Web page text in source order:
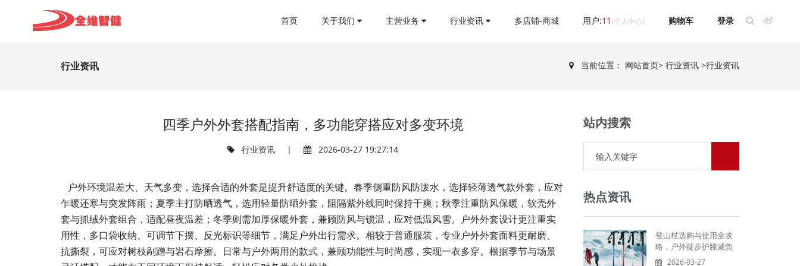
首页 关于我们 主营业务 行业资讯 多店铺-商城 用户:11(个人中心) 购物车 登录
行业资讯 当前位置： 网站首页> 行业资讯 >行业资讯
四季户外外套搭配指南，多功能穿搭应对多变环境
行业资讯 | 2026-03-27 19:27:14
户外环境温差大、天气多变，选择合适的外套是提升舒适度的关键。春季侧重防风防泼水，选择轻薄透气款外套，应对
乍暖还寒与突发阵雨；夏季主打防晒透气，选用轻量防晒外套，阻隔紫外线同时保持干爽；秋季注重防风保暖，软壳外
套与抓绒外套组合，适配昼夜温差；冬季则需加厚保暖外套，兼顾防风与锁温，应对低温风雪。户外外套设计更注重实
用性，多口袋收纳、可调节下摆、反光标识等细节，满足户外出行需求。相较于普通服装，专业户外外套面料更耐磨、
抗撕裂，可应对树枝剐蹭与岩石摩擦。日常与户外两用的款式，兼顾功能性与时尚感，实现一衣多穿。根据季节与场景
站内搜索
热点资讯
登山杖选购与使用全攻
略，户外徒步护膝减负
2026-03-27